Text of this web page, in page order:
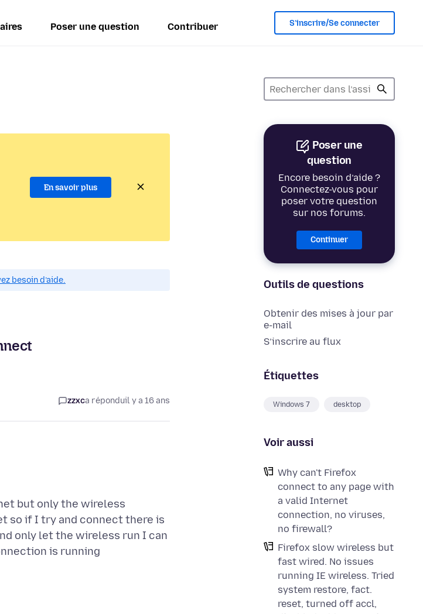
Poser une question Contribuer S’inscrire/Se connecter
Poser une
question
Encore besoin d’aide ?
Connectez-vous pour
poser votre question
sur nos forums.
Continuer
Outils de questions
Obtenir des mises à jour par
e-mail
S’inscrire au flux
Étiquettes
Windows 7 desktop
Voir aussi
Why can't Firefox
connect to any page with
a valid Internet
connection, no viruses,
no firewall?
Firefox slow wireless but
fast wired. No issues
running IE wireless. Tried
system restore, fact.
reset, turned off accl,
En savoir plus
besoin d’aide.
zzxca réponduil y a 16 ans
but only the wireless
so if I try and connect there is
only let the wireless run I can